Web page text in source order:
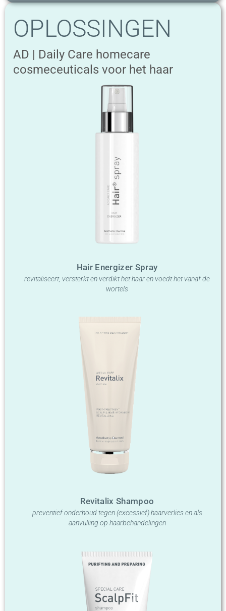
OPLOSSINGEN
AD | Daily Care homecare
cosmeceuticals voor het haar
Hair Energizer Spray
revitaliseert, versterkt en verdikt het haar en voedt het vanaf de
wortels
Revitalix Shampoo
preventief onderhoud tegen (excessief) haarverlies en als
aanvulling op haarbehandelingen